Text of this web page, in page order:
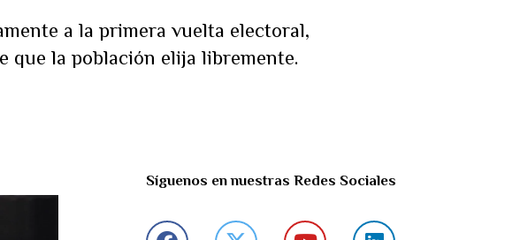
a la primera vuelta electoral,
que la población elija libremente.
Síguenos en nuestras Redes Sociales